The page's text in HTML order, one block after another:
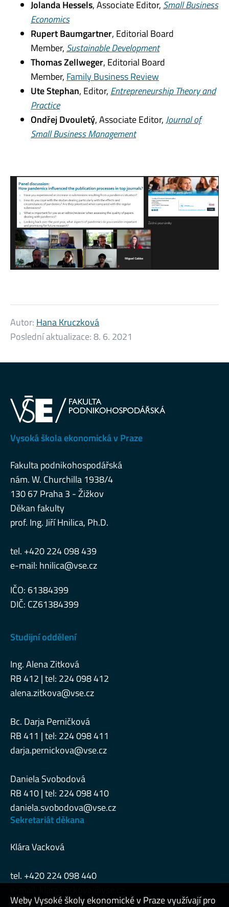
Jolanda Hessels, Associate Editor, Small Business
Economics
Rupert Baumgartner, Editorial Board
Member, Sustainable Development
Thomas Zellweger, Editorial Board
Member, Family Business Review
Ute Stephan, Editor, Entrepreneurship Theory and
Practice
Ondřej Dvouletý, Associate Editor,Journal of
Small Business Management
Autor: Hana Kruczková
Poslední aktualizace:8. 6. 2021
Vysoká škola ekonomická v Praze
Fakulta podnikohospodářská
nám. W. Churchilla 1938/4
130 67 Praha 3 - Žižkov
Děkan fakulty
prof. Ing. Jiří Hnilica, Ph.D.
tel. +420 224 098 439
e-mail: hnilica@vse.cz
IČO: 61384399
DIČ: CZ61384399
Studijní oddělení
Ing. Alena Zitková
RB 412 | tel: 224 098 412
alena.zitkova@vse.cz
Bc. Darja Perničková
RB 411 | tel: 224 098 411
darja.pernickova@vse.cz
Daniela Svobodová
RB 410 | tel: 224 098 410
daniela.svobodova@vse.cz
Sekretariát děkana
Klára Vacková
tel. +420 224 098 440
Weby Vysoké školy ekonomické v Praze využívají pro